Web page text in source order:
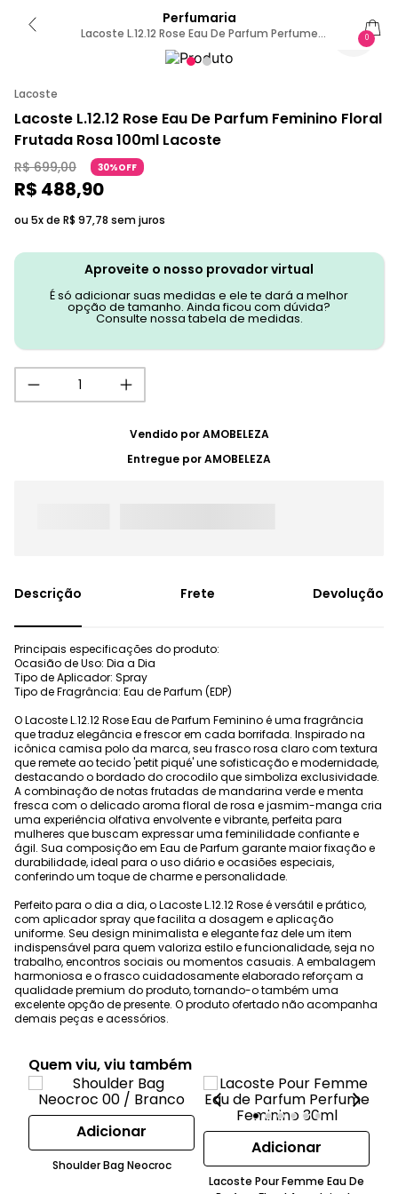
Perfumaria
Lacoste L.12.12 Rose Eau De Parfum Perfume
Feminino 100ml
0
Lacoste
Lacoste L.12.12 Rose Eau De Parfum Feminino Floral
Frutada Rosa 100ml Lacoste
R$ 699,00 30%OFF
R$ 488,90
ou 5x de R$ 97,78 sem juros
Aproveite o nosso provador virtual
É só adicionar suas medidas e ele te dará a melhor
opção de tamanho. Ainda ficou com dúvida?
Consulte nossa tabela de medidas.
Vendido porAMOBELEZA
Entregue porAMOBELEZA
Frete Devolução
Principais especificações do produto:
Ocasião de Uso: Dia a Dia
Tipo de Aplicador: Spray
Tipo de Fragrância: Eau de Parfum (EDP)
O Lacoste L.12.12 Rose Eau de Parfum Feminino é uma fragrância
que traduz elegância e frescor em cada borrifada. Inspirado na
icônica camisa polo da marca, seu frasco rosa claro com textura
que remete ao tecido 'petit piqué' une sofisticação e modernidade,
destacando o bordado do crocodilo que simboliza exclusividade.
A combinação de notas frutadas de mandarina verde e menta
fresca com o delicado aroma floral de rosa e jasmim-manga cria
uma experiência olfativa envolvente e vibrante, perfeita para
mulheres que buscam expressar uma feminilidade confiante e
ágil. Sua composição em Eau de Parfum garante maior fixação e
durabilidade, ideal para o uso diário e ocasiões especiais,
conferindo um toque de charme e personalidade.
Perfeito para o dia a dia, o Lacoste L.12.12 Rose é versátil e prático,
com aplicador spray que facilita a dosagem e aplicação
uniforme. Seu design minimalista e elegante faz dele um item
indispensável para quem valoriza estilo e funcionalidade, seja no
trabalho, encontros sociais ou momentos casuais. A embalagem
harmoniosa e o frasco cuidadosamente elaborado reforçam a
qualidade premium do produto, tornando-o também uma
excelente opção de presente. O produto ofertado não acompanha
demais peças e acessórios.
Quem viu, viu também
Adicionar
Shoulder Bag Neocroc
Adicionar
Lacoste Pour Femme Eau De